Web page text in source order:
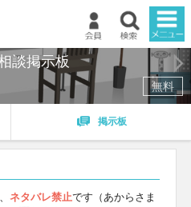
TOP
ランキング
掲示板
談掲示板
無料
掲示板
ネタバレ禁止です（あからさま